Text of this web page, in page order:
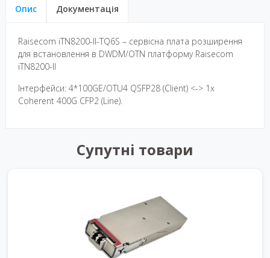
Опис Документація
Raisecom iTN8200-II-TQ6S – сервісна плата розширення
для встановлення в DWDM/OTN платформу Raisecom
iTN8200-II
Інтерфейси: 4*100GE/OTU4 QSFP28 (Client) <-> 1x
Сoherent 400G CFP2 (Line).
Супутні товари